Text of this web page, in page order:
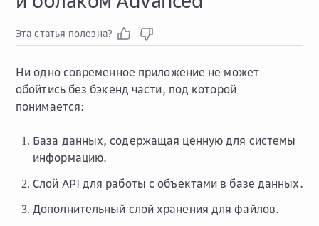
Эта статья полезна?
Ни одно современное приложение не может
обойтись без бэкенд части, под которой
понимается:
База данных, содержащая ценную для системы
информацию.
Слой API для работы с объектами в базе данных.
Дополнительный слой хранения для файлов.